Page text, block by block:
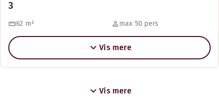
3
62 m² max 50 pers
Vis mere
Vis mere